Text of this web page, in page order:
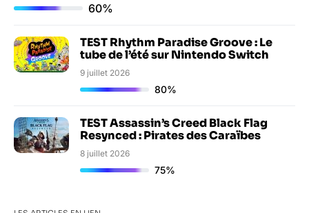
60%
TEST Rhythm Paradise Groove : Le
tube de l’été sur Nintendo Switch
9 juillet 2026
80%
TEST Assassin’s Creed Black Flag
Resynced : Pirates des Caraïbes
8 juillet 2026
75%